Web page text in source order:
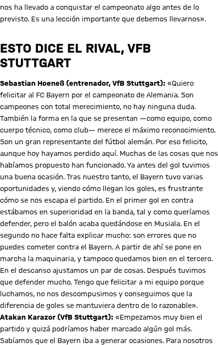
nos ha llevado a conquistar el campeonato algo antes de lo
previsto. Es una lección importante que debemos llevarnos».
ESTO DICE EL RIVAL, VFB
STUTTGART
Sebastian Hoeneß (entrenador, VfB Stuttgart): «Quiero
felicitar al FC Bayern por el campeonato de Alemania. Son
campeones con total merecimiento, no hay ninguna duda.
También la forma en la que se presentan —como equipo, como
cuerpo técnico, como club— merece el máximo reconocimiento.
Son un gran representante del fútbol alemán. Por eso felicito,
aunque hoy hayamos perdido aquí. Muchas de las cosas que nos
habíamos propuesto han funcionado. Ya antes del gol tuvimos
una buena ocasión. Tras nuestro tanto, el Bayern tuvo varias
oportunidades y, viendo cómo llegan los goles, es frustrante
cómo se nos escapa el partido. En el primer gol en contra
estábamos en superioridad en la banda, tal y como queríamos
defender, pero el balón acaba quedándose en Musiala. En el
segundo no hace falta explicar mucho: son errores que no
puedes cometer contra el Bayern. A partir de ahí se pone en
marcha la maquinaria, y tampoco quedamos bien en el tercero.
En el descanso ajustamos un par de cosas. Después tuvimos
que defender mucho. Tengo que felicitar a mi equipo porque
luchamos, no nos descompusimos y conseguimos que la
diferencia de goles se mantuviera dentro de lo razonable».
Atakan Karazor (VfB Stuttgart): «Empezamos muy bien el
partido y quizá podríamos haber marcado algún gol más.
Sabíamos que el Bayern iba a generar ocasiones. Para nosotros